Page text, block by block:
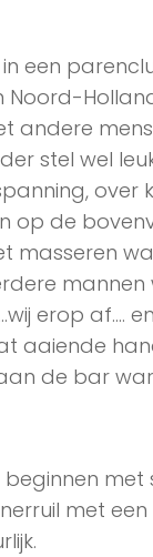
een
stel wel
over
op de
masseren
mannen
erop af….
aaiende
de bar
beginnen
met